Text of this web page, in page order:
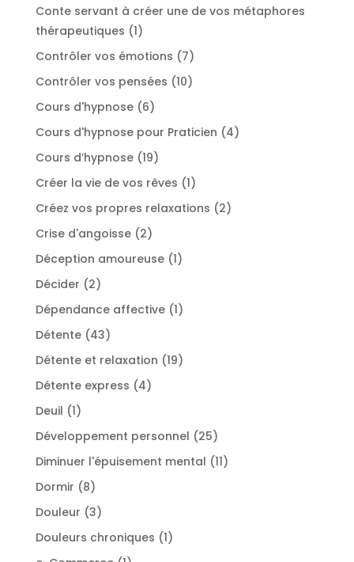
Conte servant à créer une de vos métaphores
thérapeutiques 11
produit
Contrôler vos émotions 77
produits
Contrôler vos pensées 1010
Cours d'hypnose 66
produits
Cours d'hypnose pour Praticien 44
Cours d’hypnose 1919
produits
Créer la vie de vos rêves 11
produit
Créez vos propres relaxations 22
Crise d'angoisse 22
produits
Déception amoureuse 11
Décider 22
produits
Dépendance affective 11
Détente 4343
produits
Détente et relaxation 1919
Détente express 44
Deuil 11
Développement personnel 2525
produits
Diminuer l'épuisement mental 1111
Dormir 88
produits
Douleur 33
produits
Douleurs chroniques 11